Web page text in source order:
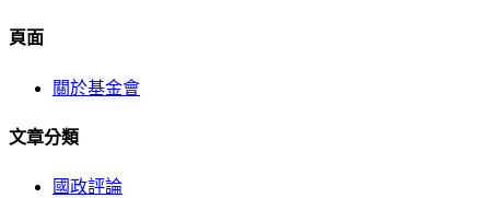
頁面
關於基金會
文章分類
國政評論